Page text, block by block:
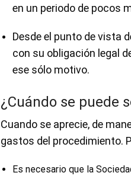
en un periodo de pocos
Desde el punto de vista
con su obligación legal
ese sólo motivo.
¿Cuándo se puede
Cuando se aprecie, de
gastos del procedimiento.
Es necesario que la